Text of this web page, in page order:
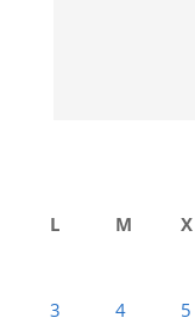
L
M X
3
4 5